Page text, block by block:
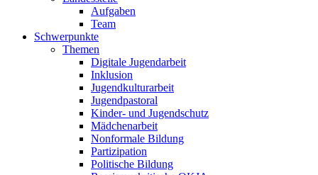
Aufgaben
Team
Schwerpunkte
Themen
Digitale Jugendarbeit
Inklusion
Jugendkulturarbeit
Jugendpastoral
Kinder- und Jugendschutz
Mädchenarbeit
Nonformale Bildung
Partizipation
Politische Bildung